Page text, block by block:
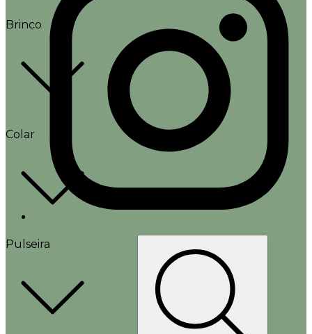
Brinco
Colar
Pulseira